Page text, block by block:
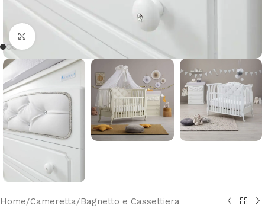
Clicca per ingrandire
Home/Cameretta/Bagnetto e Cassettiera